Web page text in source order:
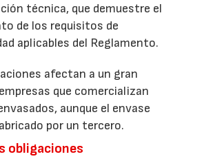
técnica, que demuestre el
de los requisitos de
aplicables del Reglamento.
afectan a un gran
que comercializan
aunque el envase
por un tercero.
obligaciones